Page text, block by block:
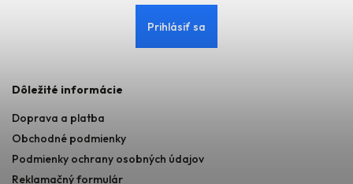
Prihlásiť sa
Dôležité informácie
Doprava a platba
Obchodné podmienky
Podmienky ochrany osobných údajov
Reklamačný formulár